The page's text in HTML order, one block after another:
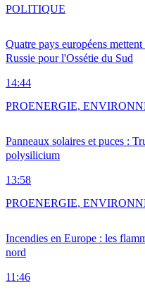
Quatre pays européens
Russie pour l'Ossétie du Sud
14:44
POLITIQUE
Panneaux solaires et puces :
polysilicium
13:58
PROENERGIE,
Incendies en Europe : les
nord
11:46
PROENERGIE,